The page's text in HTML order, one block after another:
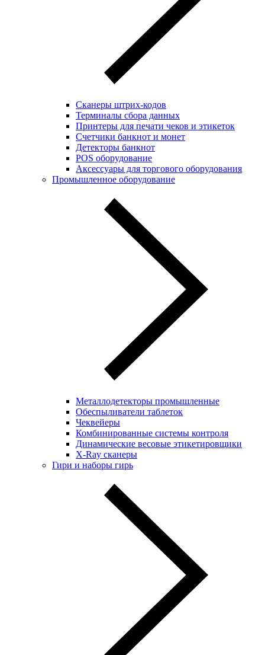
Сканеры штрих-кодов
Терминалы сбора данных
Принтеры для печати чеков и этикеток
Cчетчики банкнот и монет
Детекторы банкнот
POS оборудование
Аксессуары для торгового оборудования
Промышленное оборудование
Металлодетекторы промышленные
Обеспыливатели таблеток
Чеквейеры
Комбинированные системы контроля
Динамические весовые этикетировщики
X-Ray сканеры
Гири и наборы гирь